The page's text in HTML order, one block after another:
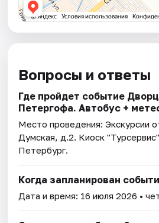
Вопросы и ответы
Где пройдет событие
Петергофа. Автобус +
Место проведения:Экскурсии
Думская, д.2. Киоск "Турсервис"
Петербург.
Когда запланирован
Дата и время: 16 июля 2026 •